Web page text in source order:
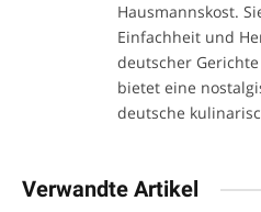
Hausmannskost.
Einfachheit und
deutscher
bietet eine
deutsche
Verwandte Artikel